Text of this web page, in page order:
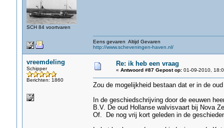
SCH 84 voortvaren
Eens gevaren Altijd Gevaren
http://www.scheveningen-haven.nl/
vreemdeling
Schipper
Berichten: 1860
Re: ik heb een vraag
« Antwoord #87 Gepost op:01-09-2010,
Zou de mogelijkheid bestaan dat er in de
In de geschiedschrijving door de eeuwen
B.V. De oud Hollanse walvisvaart bij Nova
Of. De nog vrij kort geleden in de